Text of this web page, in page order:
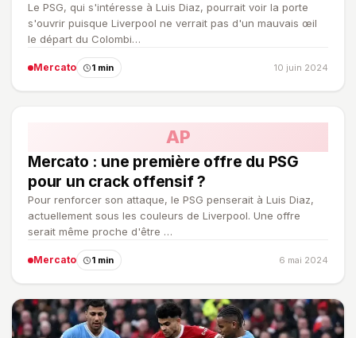
Le PSG, qui s'intéresse à Luis Diaz, pourrait voir la porte
s'ouvrir puisque Liverpool ne verrait pas d'un mauvais œil
le départ du Colombi…
Mercato 1 min 10 juin 2024
AP
Mercato : une première offre du PSG
pour un crack offensif ?
Pour renforcer son attaque, le PSG penserait à Luis Diaz,
actuellement sous les couleurs de Liverpool. Une offre
serait même proche d'être …
Mercato 1 min 6 mai 2024